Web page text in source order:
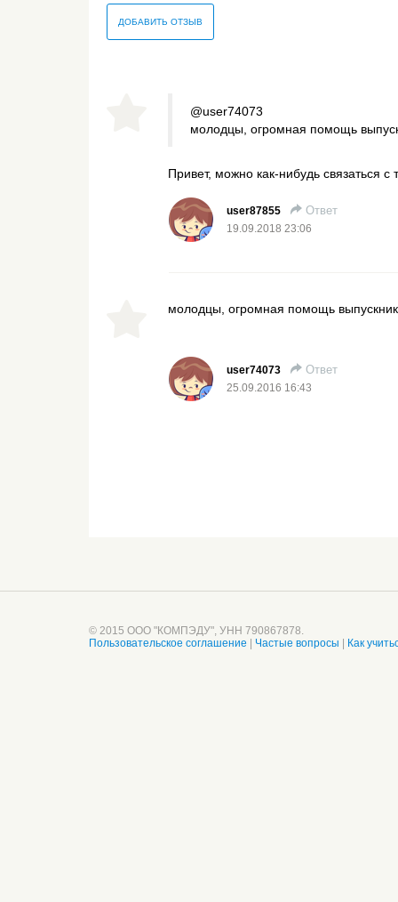
ДОБАВИТЬ ОТЗЫВ
@user74073
молодцы, огромная помощь
Привет, можно как-нибудь связаться с
user87855 Ответ
19.09.2018 23:06
молодцы, огромная помощь
user74073 Ответ
25.09.2016 16:43
© 2015 ООО "КОМПЭДУ", УНН 790867878.
Пользовательское соглашение
Частые вопросы Как